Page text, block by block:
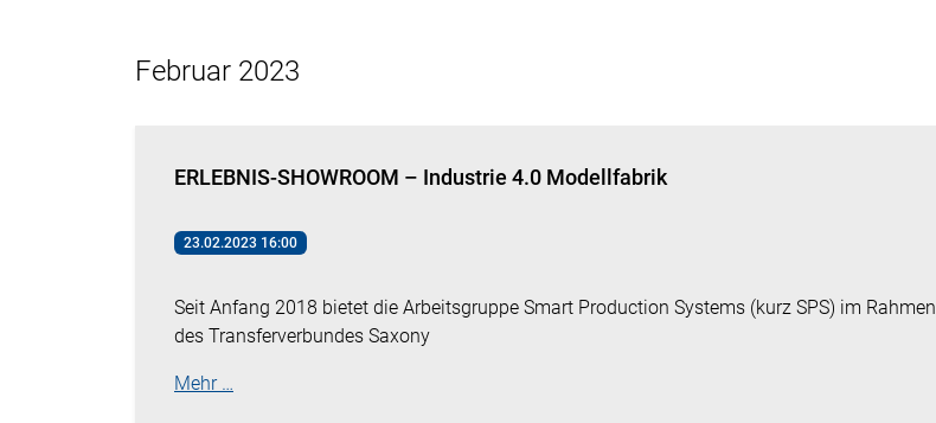
Februar 2023
ERLEBNIS-SHOWROOM – Industrie 4.0 Modellfabrik
23.02.2023 16:00
Seit Anfang 2018 bietet die Arbeitsgruppe Smart Production Systems (kurz SPS) im Rahmen
des Transferverbundes Saxony
Mehr …